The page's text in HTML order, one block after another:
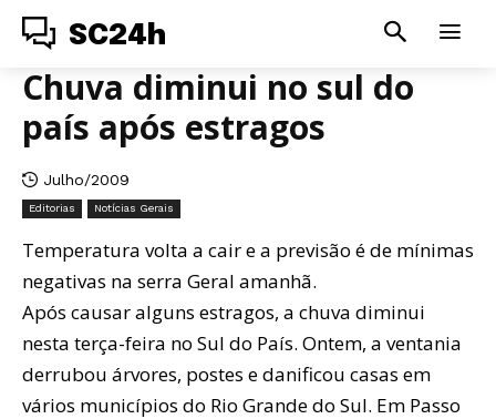
SC24h
Chuva diminui no sul do
país após estragos
Julho/2009
Editorias Notícias Gerais
Temperatura volta a cair e a previsão é de mínimas
negativas na serra Geral amanhã.
Após causar alguns estragos, a chuva diminui
nesta terça-feira no Sul do País. Ontem, a ventania
derrubou árvores, postes e danificou casas em
vários municípios do Rio Grande do Sul. Em Passo